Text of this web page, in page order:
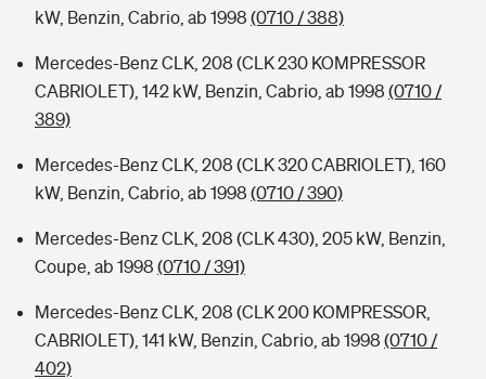
kW, Benzin, Cabrio, ab 1998 (0710 / 388)
Mercedes-Benz CLK, 208 (CLK 230 KOMPRESSOR
CABRIOLET), 142 kW, Benzin, Cabrio, ab 1998 (0710 /
389)
Mercedes-Benz CLK, 208 (CLK 320 CABRIOLET), 160
kW, Benzin, Cabrio, ab 1998 (0710 / 390)
Mercedes-Benz CLK, 208 (CLK 430), 205 kW, Benzin,
Coupe, ab 1998 (0710 / 391)
Mercedes-Benz CLK, 208 (CLK 200 KOMPRESSOR,
CABRIOLET), 141 kW, Benzin, Cabrio, ab 1998 (0710 /
402)